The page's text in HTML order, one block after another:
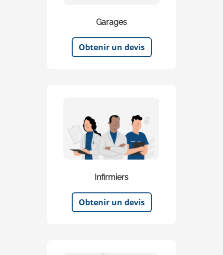
Garages
Obtenir un devis
Infirmiers
Obtenir un devis